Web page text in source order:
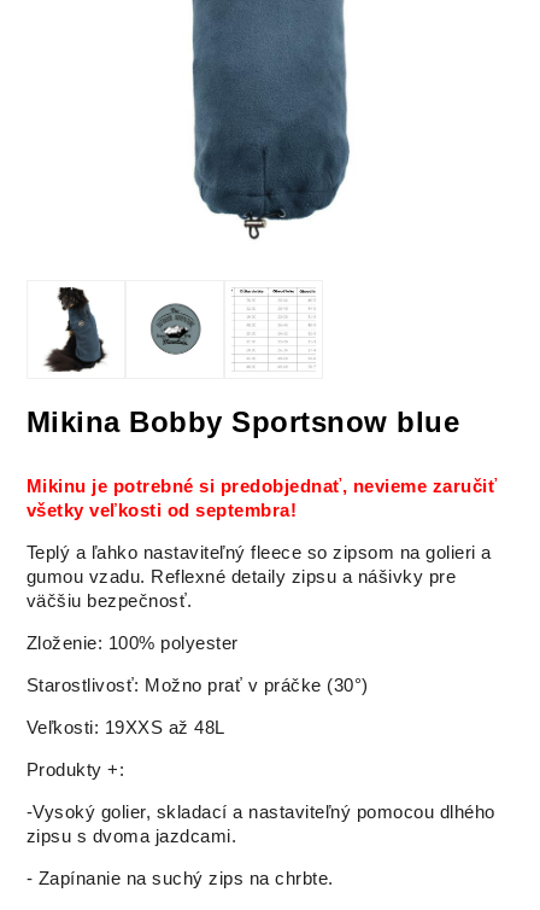
Mikina Bobby Sportsnow blue
Mikinu je potrebné si predobjednať, nevieme zaručiť
všetky veľkosti od septembra!
Teplý a ľahko nastaviteľný fleece so zipsom na golieri a
gumou vzadu. Reflexné detaily zipsu a nášivky pre
väčšiu bezpečnosť.
Zloženie: 100% polyester
Starostlivosť: Možno prať v práčke (30°)
Veľkosti: 19XXS až 48L
Produkty +:
-Vysoký golier, skladací a nastaviteľný pomocou dlhého
zipsu s dvoma jazdcami.
- Zapínanie na suchý zips na chrbte.